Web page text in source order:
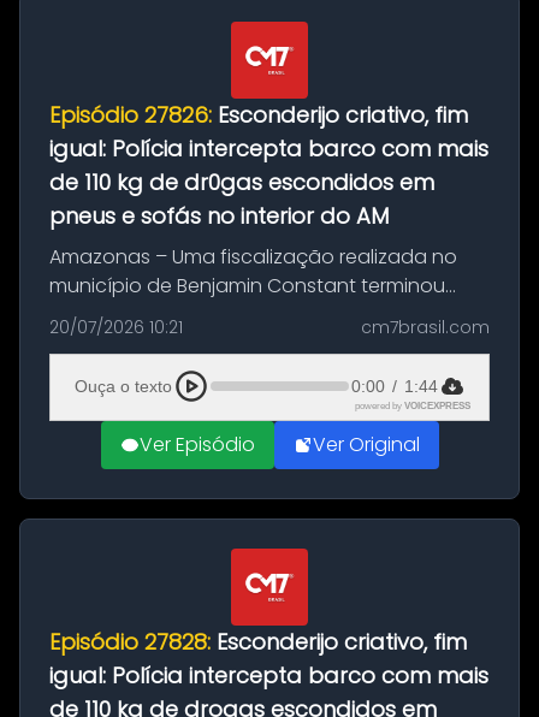
Episódio 27826: Esconderijo criativo, fim
igual: Polícia intercepta barco com mais
de 110 kg de dr0gas escondidos em
pneus e sofás no interior do AM
Amazonas – Uma fiscalização realizada no
município de Benjamin Constant terminou
com a apreensão de aproximadamente 115
quilos de entorpecentes em uma
embarcação atracada no porto da cidade. O
materia...
20/07/2026 10:21 cm7brasil.com
Ouça o texto 0:00 / 1:44
powered by VOICEXPRESS
Ver Episódio Ver Original
Episódio 27828: Esconderijo criativo, fim
igual: Polícia intercepta barco com mais
de 110 kg de drogas escondidos em